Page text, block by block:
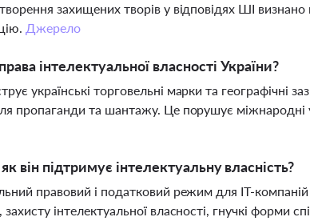
захищених творів у відповідях ШІ
Джерело
інтелектуальної власності України?
українські торговельні марки та географічні
пропаганди та шантажу. Це порушує міжнародні
він підтримує інтелектуальну власність?
правовий і податковий режим для IT-компаній
інтелектуальної власності, гнучкі форми